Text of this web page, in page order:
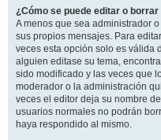
¿Cómo se puede editar o
A menos que sea administrador
sus propios mensajes. Para
veces esta opción solo es válida
alguien editase su tema,
sido modificado y las veces que
moderador o la administración
veces el editor deja su nombre
usuarios normales no podrán
haya respondido al mismo.